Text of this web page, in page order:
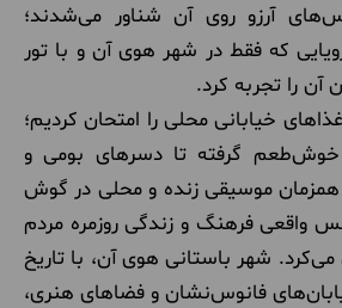
آرزو روی آن شناور می‌شدند؛
که فقط در شهر هوی آن و با تور
آن را تجربه کرد.
خیابانی محلی را امتحان کردیم؛
گرفته تا دسرهای بومی و
موسیقی زنده و محلی در گوش
واقعی فرهنگ و زندگی روزمره مردم
می‌کرد. شهر باستانی هوی آن، با تاریخ
فانوس‌نشان و فضاهای هنری،